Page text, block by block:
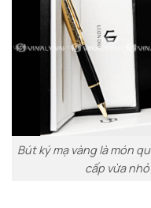
Bút ký mạ vàng là món
cấp vừa